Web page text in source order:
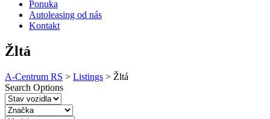
Ponuka
Autoleasing od nás
Kontakt
Žltá
A-Centrum RS > Listings > Žltá
Search Options